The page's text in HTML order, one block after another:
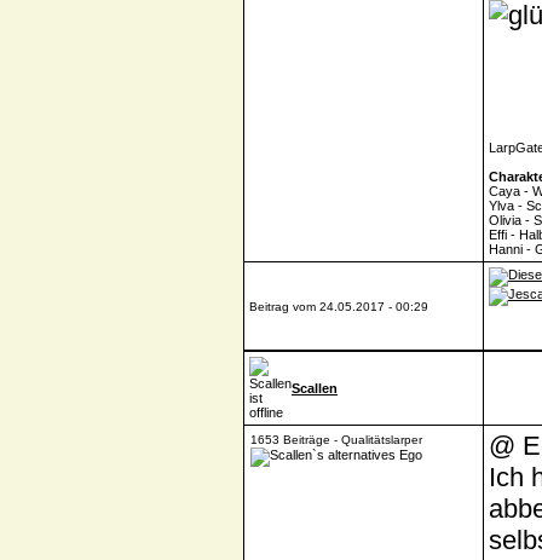
Caya -
Ylva -
Olivia -
Effi -
Hanni -
Beitrag vom 24.05.2017 - 00:29
Scallen
1653 Beiträge - Qualitätslarper
@
Ich